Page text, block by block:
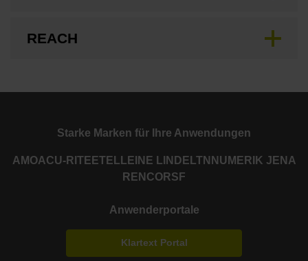
REACH
Starke Marken für Ihre Anwendungen
AMOACU-RITE ETEL LEINE LINDE LTN NUMERIK JENA
RENCORSF
Anwenderportale
Klartext Portal